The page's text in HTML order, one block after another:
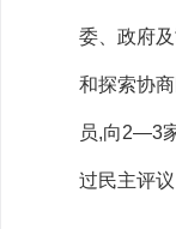
委、政府
和探索协
员,向2—3
过民主评